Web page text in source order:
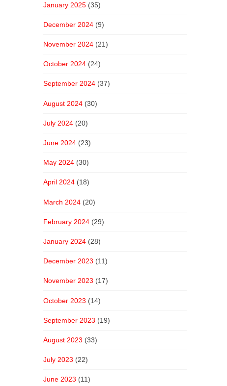
January 2025 (35)
December 2024 (9)
November 2024 (21)
October 2024 (24)
September 2024 (37)
August 2024 (30)
July 2024 (20)
June 2024 (23)
May 2024 (30)
April 2024 (18)
March 2024 (20)
February 2024 (29)
January 2024 (28)
December 2023 (11)
November 2023 (17)
October 2023 (14)
September 2023 (19)
August 2023 (33)
July 2023 (22)
June 2023 (11)